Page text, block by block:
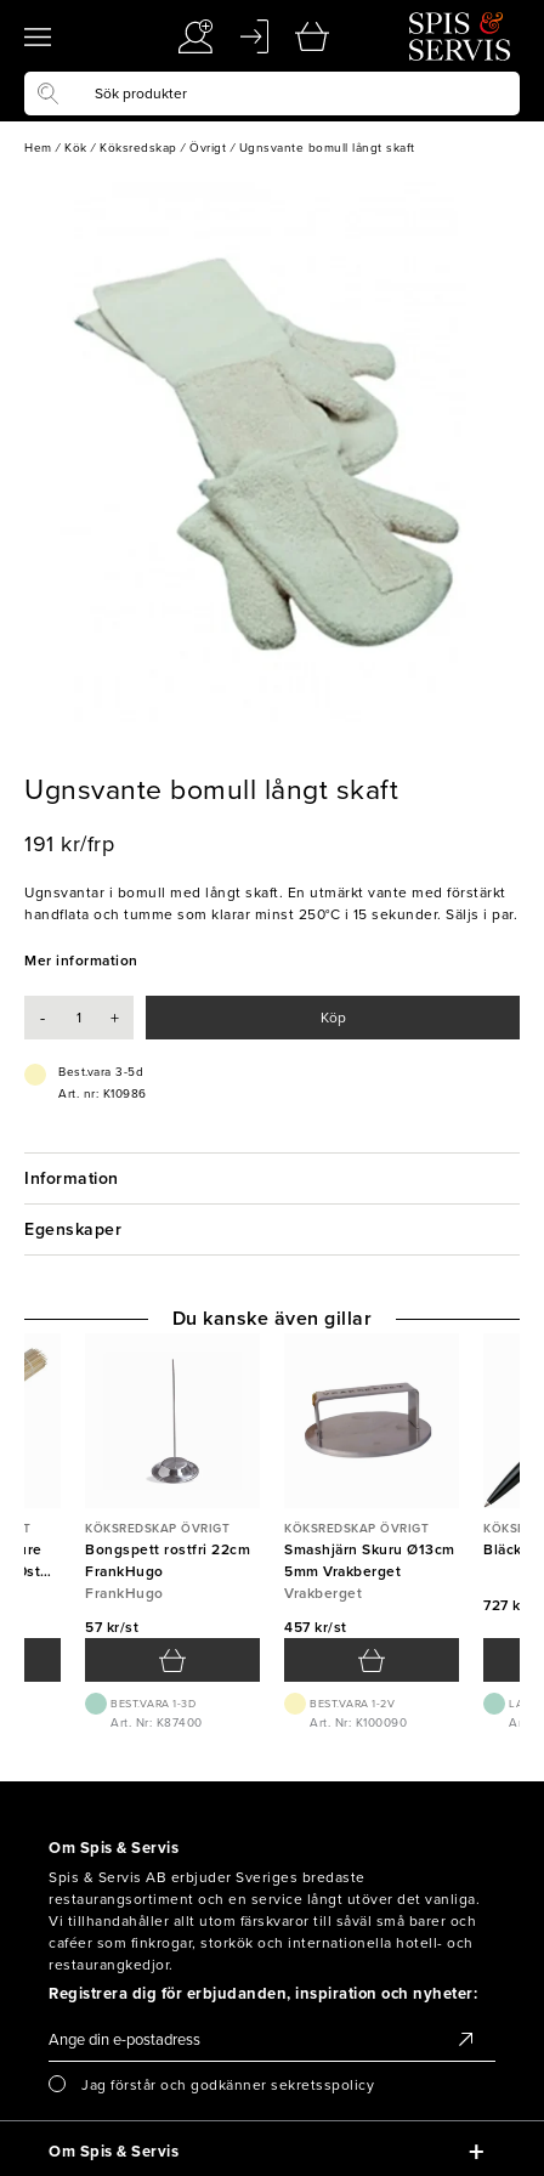
Hem / Kök / Köksredskap / Övrigt / Ugnsvante bomull långt skaft
Ugnsvante bomull långt skaft
191 kr/frp
Ugnsvantar i bomull med långt skaft. En utmärkt vante med förstärkt
handflata och tumme som klarar minst 250°C i 15 sekunder. Säljs i par.
Mer information
- + Köp
Best.vara 3-5d
Art. nr: K10986
Information
Egenskaper
Pure
KÖKSREDSKAP ÖVRIGT
Bongspett rostfri 22cm
FrankHugo
FrankHugo
57 kr/st
BEST.VARA 1-3D
Art. Nr: K87400
KÖKSREDSKAP ÖVRIGT
Smashjärn Skuru Ø13cm
5mm Vrakberget
Vrakberget
457 kr/st
BEST.VARA 1-2V
Art. Nr: K100090
727 kr/
Art.
Du kanske även gillar
Om Spis & Servis
Spis & Servis AB erbjuder Sveriges bredaste
restaurangsortiment och en service långt utöver det vanliga.
Vi tillhandahåller allt utom färskvaror till såväl små barer och
caféer som finkrogar, storkök och internationella hotell- och
restaurangkedjor.
Registrera dig för erbjudanden, inspiration och nyheter:
Jag förstår och godkänner sekretsspolicy
Om Spis & Servis